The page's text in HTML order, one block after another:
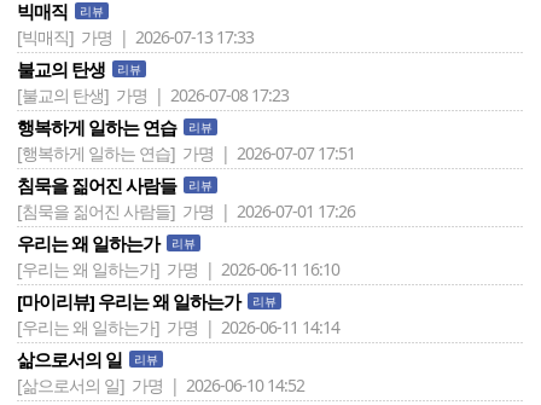
빅매직 리뷰
[빅매직] 가명 | 2026-07-13 17:33
불교의 탄생 리뷰
[불교의 탄생] 가명 | 2026-07-08 17:23
행복하게 일하는 연습 리뷰
[행복하게 일하는 연습] 가명 | 2026-07-07 17:51
침묵을 짊어진 사람들 리뷰
[침묵을 짊어진 사람들] 가명 | 2026-07-01 17:26
우리는 왜 일하는가 리뷰
[우리는 왜 일하는가] 가명 | 2026-06-11 16:10
[마이리뷰] 우리는 왜 일하는가 리뷰
[우리는 왜 일하는가] 가명 | 2026-06-11 14:14
삶으로서의 일 리뷰
[삶으로서의 일] 가명 | 2026-06-10 14:52